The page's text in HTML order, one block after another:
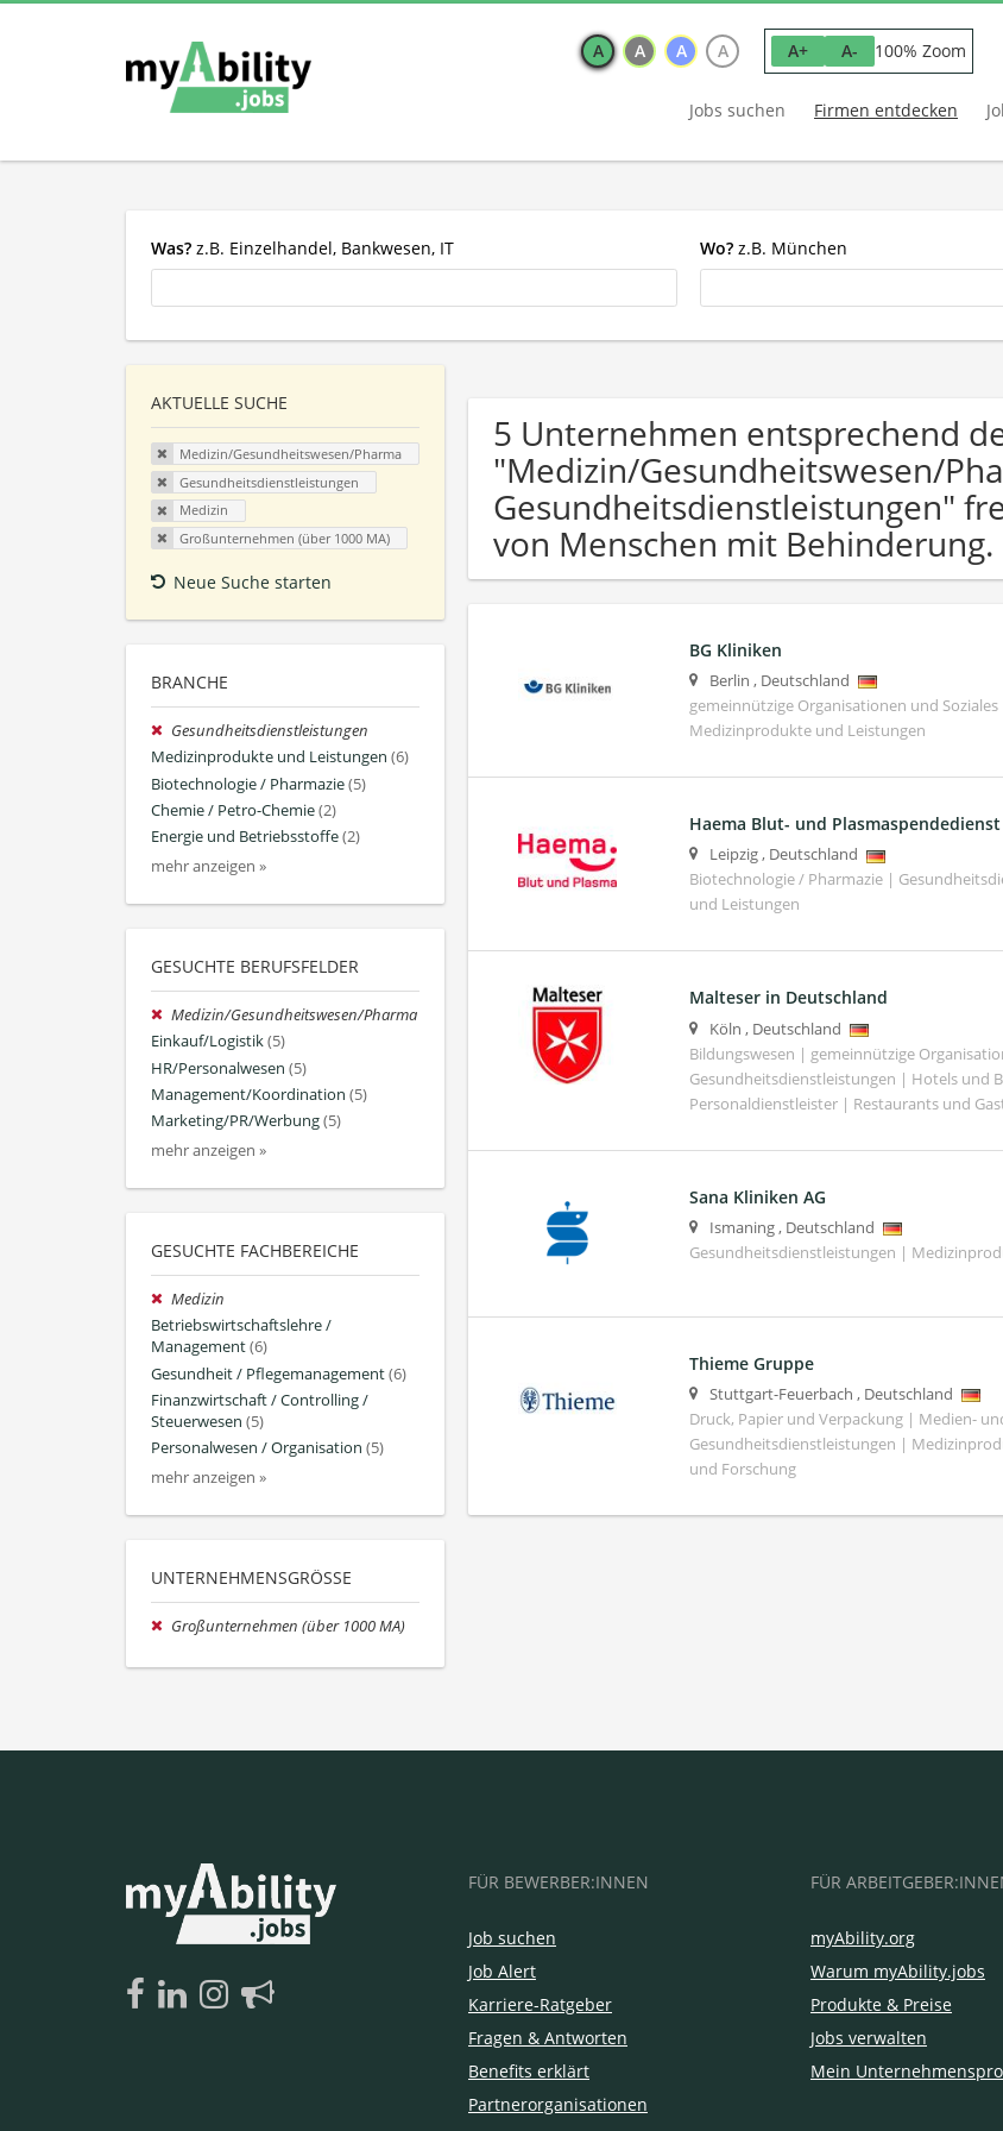
A A A A A+ A- 100% Zoom
Jobs suchen Firmen entdecken
Was? z.B. Einzelhandel, Bankwesen, IT Wo? z.B. München
AKTUELLE SUCHE
Medizin/Gesundheitswesen/Pharma
Gesundheitsdienstleistungen
Medizin
Großunternehmen (über 1000 MA)
Neue Suche starten
BRANCHE
Gesundheitsdienstleistungen
Medizinprodukte und Leistungen (6)
Biotechnologie / Pharmazie(5)
Chemie / Petro-Chemie(2)
Energie und Betriebsstoffe(2)
mehr anzeigen »
GESUCHTE BERUFSFELDER
Medizin/Gesundheitswesen/Pharma
Einkauf/Logistik(5)
HR/Personalwesen (5)
Management/Koordination (5)
Marketing/PR/Werbung(5)
mehr anzeigen »
GESUCHTE FACHBEREICHE
Medizin
Betriebswirtschaftslehre /
Management(6)
Gesundheit / Pflegemanagement(6)
Finanzwirtschaft / Controlling /
Steuerwesen (5)
Personalwesen / Organisation (5)
mehr anzeigen »
UNTERNEHMENSGRÖSSE
Großunternehmen (über 1000 MA)
5 Unternehmen entsprechend
"Medizin/Gesundheitswesen/
Gesundheitsdienstleistungen"
von Menschen mit Behinderung.
BG Kliniken
Berlin , Deutschland
gemeinnützige Organisationen und
Medizinprodukte und Leistungen
Haema Blut- und Plasmaspendedienst
Leipzig, Deutschland
Biotechnologie / Pharmazie |
und Leistungen
Malteser in Deutschland
Köln , Deutschland
Bildungswesen | gemeinnützige
Gesundheitsdienstleistungen | Hotels und
Personaldienstleister | Restaurants und
Sana Kliniken AG
Ismaning, Deutschland
Gesundheitsdienstleistungen |
Thieme Gruppe
Stuttgart-Feuerbach , Deutschland
Druck, Papier und Verpackung | Medien-
Gesundheitsdienstleistungen |
und Forschung
FÜR BEWERBER:INNEN
Job suchen
Job Alert
Karriere-Ratgeber
Fragen & Antworten
Benefits erklärt
Partnerorganisationen
FÜR
myAbility.org
Warum myAbility.jobs
Produkte & Preise
Jobs verwalten
Mein